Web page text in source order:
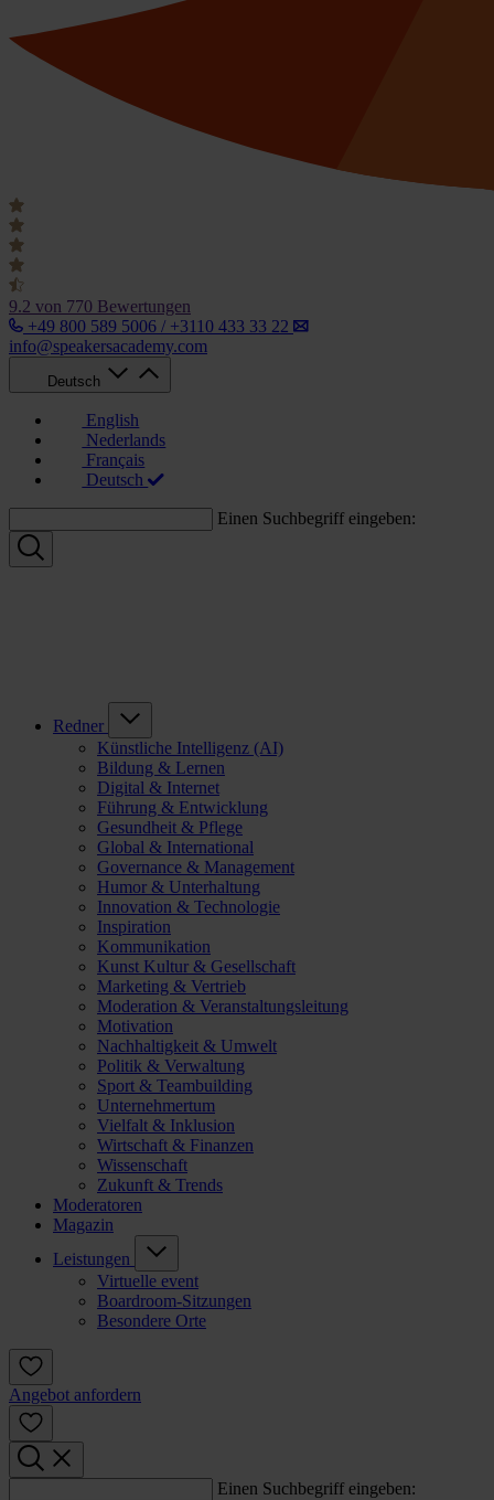
9.2 von 770 Bewertungen
+49 800 589 5006 / +3110 433 33 22
info@speakersacademy.com
Deutsch
English
Nederlands
Français
Deutsch
Einen Suchbegriff eingeben:
Redner
Künstliche Intelligenz (AI)
Bildung & Lernen
Digital & Internet
Führung & Entwicklung
Gesundheit & Pflege
Global & International
Governance & Management
Humor & Unterhaltung
Innovation & Technologie
Inspiration
Kommunikation
Kunst Kultur & Gesellschaft
Marketing & Vertrieb
Moderation & Veranstaltungsleitung
Motivation
Nachhaltigkeit & Umwelt
Politik & Verwaltung
Sport & Teambuilding
Unternehmertum
Vielfalt & Inklusion
Wirtschaft & Finanzen
Wissenschaft
Zukunft & Trends
Moderatoren
Magazin
Leistungen
Virtuelle event
Boardroom-Sitzungen
Besondere Orte
Angebot anfordern
Einen Suchbegriff eingeben: